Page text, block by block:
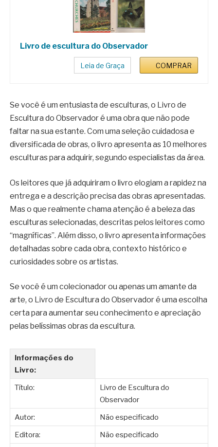
Livro de escultura do Observador
Leia de Graça COMPRAR
Se você é um entusiasta de esculturas, o Livro de
Escultura do Observador é uma obra que não pode
faltar na sua estante. Com uma seleção cuidadosa e
diversificada de obras, o livro apresenta as 10 melhores
esculturas para adquirir, segundo especialistas da área.
Os leitores que já adquiriram o livro elogiam a rapidez na
entrega e a descrição precisa das obras apresentadas.
Mas o que realmente chama atenção é a beleza das
esculturas selecionadas, descritas pelos leitores como
“magníficas”. Além disso, o livro apresenta informações
detalhadas sobre cada obra, contexto histórico e
curiosidades sobre os artistas.
Se você é um colecionador ou apenas um amante da
arte, o Livro de Escultura do Observador é uma escolha
certa para aumentar seu conhecimento e apreciação
pelas belíssimas obras da escultura.
Informações do
Livro:
Título:
Livro de Escultura do
Observador
Autor:
Não especificado
Editora:
Não especificado